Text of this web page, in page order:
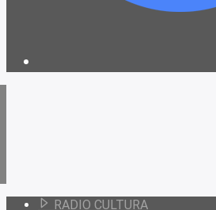
RADIO CULTURA